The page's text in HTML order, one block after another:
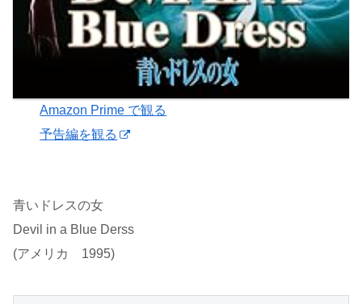
Amazon Prime で観る
予告編を観る
青いドレスの女
Devil in a Blue Derss
(アメリカ 1995)